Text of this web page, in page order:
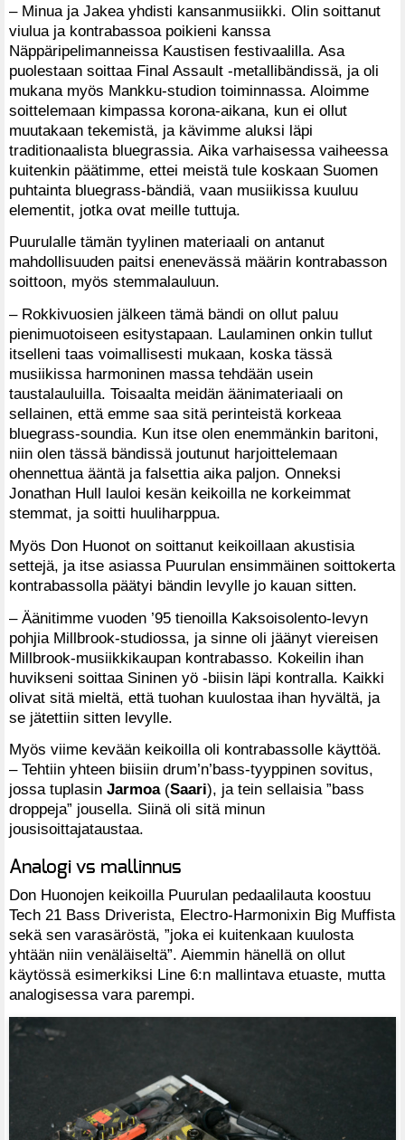
– Minua ja Jakea yhdisti kansanmusiikki. Olin soittanut
viulua ja kontrabassoa poikieni kanssa
Näppäripelimanneissa Kaustisen festivaalilla. Asa
puolestaan soittaa Final Assault -metallibändissä, ja oli
mukana myös Mankku-studion toiminnassa. Aloimme
soittelemaan kimpassa korona-aikana, kun ei ollut
muutakaan tekemistä, ja kävimme aluksi läpi
traditionaalista bluegrassia. Aika varhaisessa vaiheessa
kuitenkin päätimme, ettei meistä tule koskaan Suomen
puhtainta bluegrass-bändiä, vaan musiikissa kuuluu
elementit, jotka ovat meille tuttuja.
Puurulalle tämän tyylinen materiaali on antanut
mahdollisuuden paitsi enenevässä määrin kontrabasson
soittoon, myös stemmalauluun.
– Rokkivuosien jälkeen tämä bändi on ollut paluu
pienimuotoiseen esitystapaan. Laulaminen onkin tullut
itselleni taas voimallisesti mukaan, koska tässä
musiikissa harmoninen massa tehdään usein
taustalauluilla. Toisaalta meidän äänimateriaali on
sellainen, että emme saa sitä perinteistä korkeaa
bluegrass-soundia. Kun itse olen enemmänkin baritoni,
niin olen tässä bändissä joutunut harjoittelemaan
ohennettua ääntä ja falsettia aika paljon. Onneksi
Jonathan Hull lauloi kesän keikoilla ne korkeimmat
stemmat, ja soitti huuliharppua.
Myös Don Huonot on soittanut keikoillaan akustisia
settejä, ja itse asiassa Puurulan ensimmäinen soittokerta
kontrabassolla päätyi bändin levylle jo kauan sitten.
– Äänitimme vuoden ’95 tienoilla Kaksoisolento-levyn
pohjia Millbrook-studiossa, ja sinne oli jäänyt viereisen
Millbrook-musiikkikaupan kontrabasso. Kokeilin ihan
huvikseni soittaa Sininen yö -biisin läpi kontralla. Kaikki
olivat sitä mieltä, että tuohan kuulostaa ihan hyvältä, ja
se jätettiin sitten levylle.
Myös viime kevään keikoilla oli kontrabassolle käyttöä.
– Tehtiin yhteen biisiin drum’n’bass-tyyppinen sovitus,
jossa tuplasin Jarmoa (Saari), ja tein sellaisia ”bass
droppeja” jousella. Siinä oli sitä minun
jousisoittajataustaa.
Analogi vs mallinnus
Don Huonojen keikoilla Puurulan pedaalilauta koostuu
Tech 21 Bass Driverista, Electro-Harmonixin Big Muffista
sekä sen varasäröstä, ”joka ei kuitenkaan kuulosta
yhtään niin venäläiseltä”. Aiemmin hänellä on ollut
käytössä esimerkiksi Line 6:n mallintava etuaste, mutta
analogisessa vara parempi.